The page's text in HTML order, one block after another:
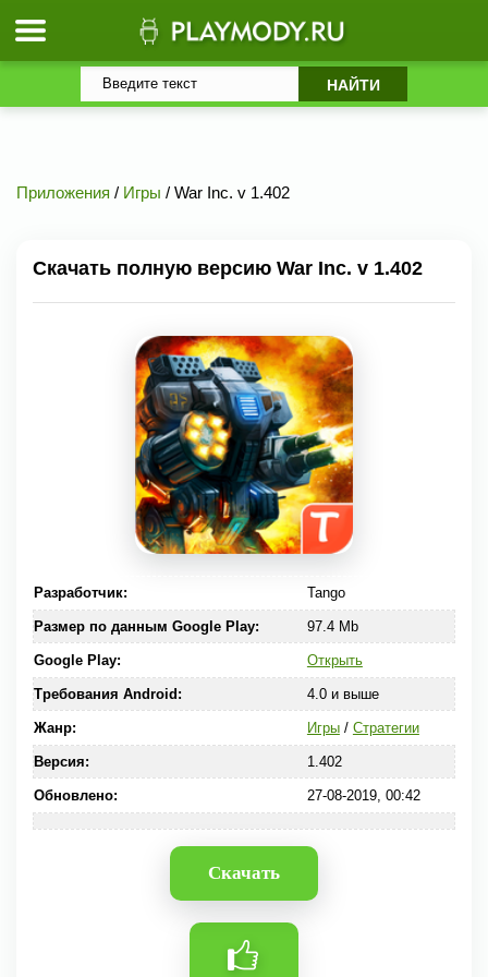
Приложения / Игры / War Inc. v 1.402
Скачать полную версию War Inc. v 1.402
Разработчик: Tango
Размер по данным Google Play: 97.4 Mb
Google Play: Открыть
Требования Android: 4.0 и выше
Жанр: Игры/ Стратегии
Версия: 1.402
Обновлено: 27-08-2019, 00:42
Скачать